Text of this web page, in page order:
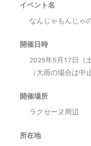
イベント名
なんじゃもんじゃ
開催日時
2025年5月17日
（大雨の場合は中止
開催場所
ラクセーヌ周辺
所在地